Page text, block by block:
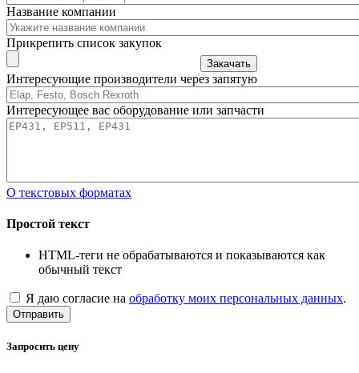
Название компании
Прикрепить список закупок
Закачать
Интересующие производители через запятую
Интересующее вас оборудование или запчасти
О текстовых форматах
Простой текст
HTML-теги не обрабатываются и показываются как
обычный текст
Я даю согласие на обработку моих персональных данных.
Отправить
Запросить цену